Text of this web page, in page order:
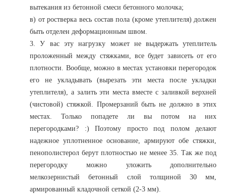
вытекания из бетонной смеси бетонного молочка;
в) от ростверка весь состав пола (кроме утеплителя) должен
быть отделен деформационным швом.
3. У вас эту нагрузку может не выдержать утеплитель
проложенный между стяжками, все будет зависеть от его
плотности. Вообще, можно в местах установки перегородок
его не укладывать (вырезать эти места после укладки
утеплителя), а залить эти места вместе с заливкой верхней
(чистовой) стяжкой. Промерзаний быть не должно в этих
местах. Только попадете ли вы потом на них
перегородками? :) Поэтому просто под полом делают
надежное уплотненное основание, армируют обе стяжки,
пенополистерол берут плотностью не менее 35. Так же под
перегородку можно уложить дополнительно
мелкозернистый бетонный слой толщиной 30 мм,
армированный кладочной сеткой (2-3 мм).